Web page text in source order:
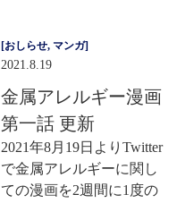
[おしらせ, マンガ]
2021.8.19
金属アレルギー漫画
第一話 更新
2021年8月19日よりTwitter
で金属アレルギーに関し
ての漫画を2週間に1度の